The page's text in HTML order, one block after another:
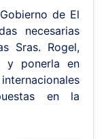
de El
necesarias
Sras. Rogel,
y ponerla en
en la